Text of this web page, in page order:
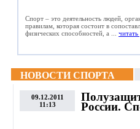
Спорт – это деятельность людей,
правилам, которая состоит в
физических способностей, а ... читать
НОВОСТИ СПОРТА
09.12.2011
11:13
России.